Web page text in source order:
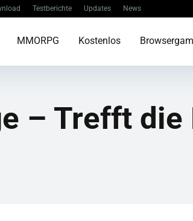
Testberichte Updates News
MMORPG Kostenlos
– Trefft